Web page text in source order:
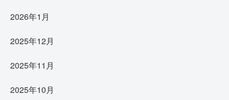
2026年1月
2025年12月
2025年11月
2025年10月